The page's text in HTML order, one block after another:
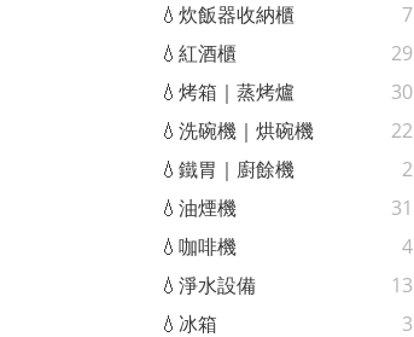
💧炊飯器收納櫃
7
💧紅酒櫃
29
💧烤箱｜蒸烤爐
30
💧洗碗機｜烘碗機
22
💧鐵胃｜廚餘機
2
💧油煙機
31
💧咖啡機
4
💧淨水設備
13
💧冰箱
3